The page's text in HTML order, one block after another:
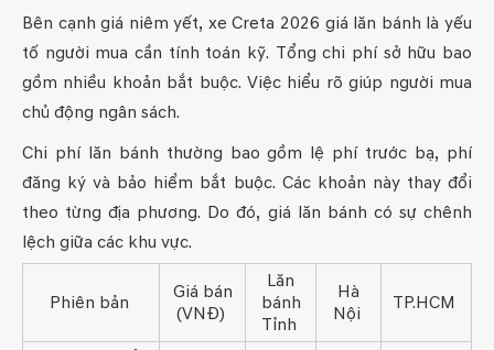
Bên cạnh giá niêm yết, xe Creta 2026 giá lăn bánh là yếu
tố người mua cần tính toán kỹ. Tổng chi phí sở hữu bao
gồm nhiều khoản bắt buộc. Việc hiểu rõ giúp người mua
chủ động ngân sách.
Chi phí lăn bánh thường bao gồm lệ phí trước bạ, phí
đăng ký và bảo hiểm bắt buộc. Các khoản này thay đổi
theo từng địa phương. Do đó, giá lăn bánh có sự chênh
lệch giữa các khu vực.
Phiên bản
Giá bán
(VNĐ)
Lăn
bánh
Tỉnh
Hà
Nội
TP.HCM